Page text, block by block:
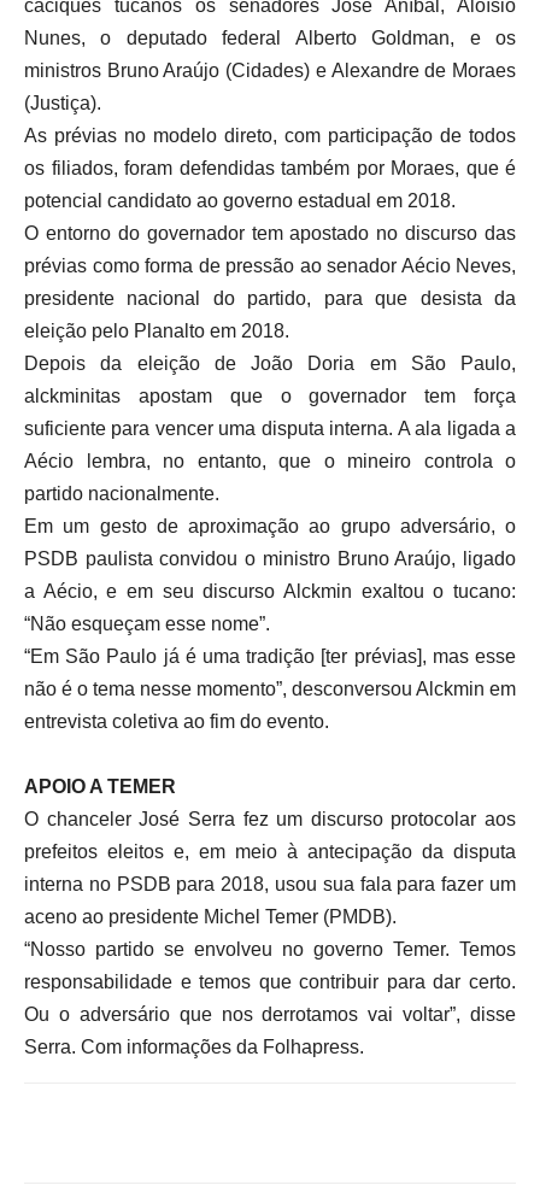
caciques tucanos os senadores José Aníbal, Aloísio
Nunes, o deputado federal Alberto Goldman, e os
ministros Bruno Araújo (Cidades) e Alexandre de Moraes
(Justiça).
As prévias no modelo direto, com participação de todos
os filiados, foram defendidas também por Moraes, que é
potencial candidato ao governo estadual em 2018.
O entorno do governador tem apostado no discurso das
prévias como forma de pressão ao senador Aécio Neves,
presidente nacional do partido, para que desista da
eleição pelo Planalto em 2018.
Depois da eleição de João Doria em São Paulo,
alckminitas apostam que o governador tem força
suficiente para vencer uma disputa interna. A ala ligada a
Aécio lembra, no entanto, que o mineiro controla o
partido nacionalmente.
Em um gesto de aproximação ao grupo adversário, o
PSDB paulista convidou o ministro Bruno Araújo, ligado
a Aécio, e em seu discurso Alckmin exaltou o tucano:
“Não esqueçam esse nome”.
“Em São Paulo já é uma tradição [ter prévias], mas esse
não é o tema nesse momento”, desconversou Alckmin em
entrevista coletiva ao fim do evento.
APOIO A TEMER
O chanceler José Serra fez um discurso protocolar aos
prefeitos eleitos e, em meio à antecipação da disputa
interna no PSDB para 2018, usou sua fala para fazer um
aceno ao presidente Michel Temer (PMDB).
“Nosso partido se envolveu no governo Temer. Temos
responsabilidade e temos que contribuir para dar certo.
Ou o adversário que nos derrotamos vai voltar”, disse
Serra. Com informações da Folhapress.